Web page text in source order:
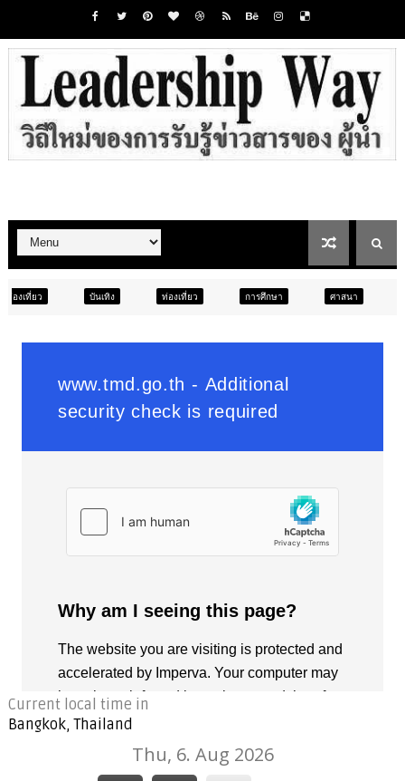
ท่องเที่ยว การศึกษา ศาสนา การศึกษา
Current local time in
Bangkok, Thailand